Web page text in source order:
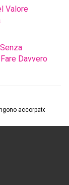
Valore
Davvero
accorpate in